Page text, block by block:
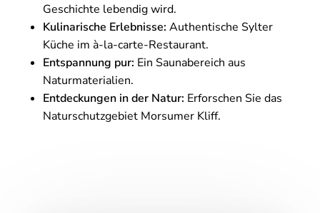
Geschichte lebendig wird.
Kulinarische Erlebnisse: Authentische Sylter
Küche im à-la-carte-Restaurant.
Entspannung pur: Ein Saunabereich aus
Naturmaterialien.
Entdeckungen in der Natur: Erforschen Sie das
Naturschutzgebiet Morsumer Kliff.